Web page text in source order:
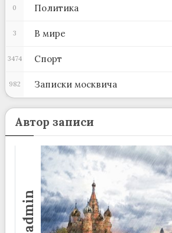
Политика
0
В мире
3
Спорт
3474
Записки москвича
982
Автор записи
admin